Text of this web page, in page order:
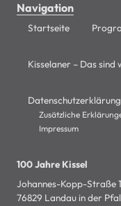
Navigation
Startseite
Kisselaner – Das sind
Datenschutzerklärung
Zusätzliche
Impressum
100 Jahre Kissel
Johannes-Kopp-Straße
76829 Landau in der